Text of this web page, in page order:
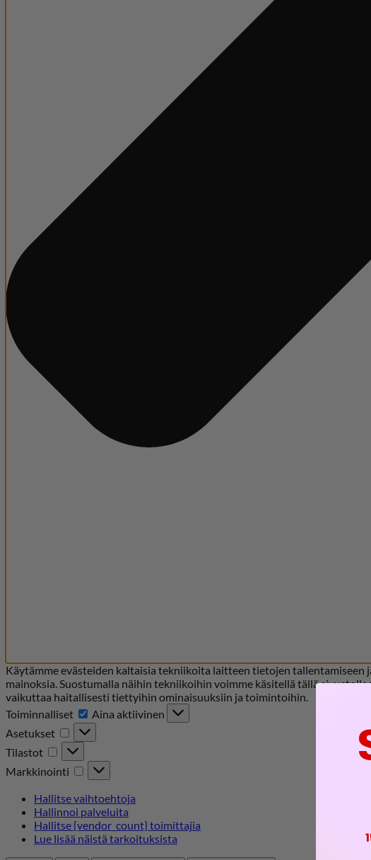
Käytämme evästeiden kaltaisia tekniikoita laitteen tietojen tallentamiseen
mainoksia. Suostumalla näihin tekniikoihin voimme käsitellä tällä
vaikuttaa haitallisesti tiettyihin ominaisuuksiin ja toimintoihin.
Toiminnalliset
Toiminnalliset
Aina aktiivinen
Asetukset
Asetukset
Tilastot
Tilastot
Markkinointi
Markkinointi
Hallitse vaihtoehtoja
Hallinnoi palveluita
Hallitse {vendor_count} toimittajia
Lue lisää näistä tarkoituksista